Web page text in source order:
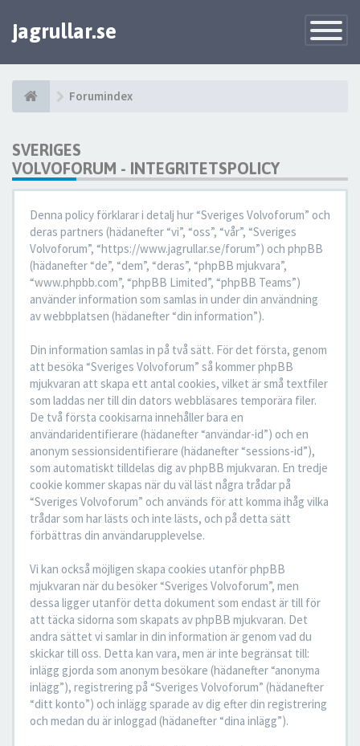
Toggle
jagrullar.se
Forumindex
SVERIGES
VOLVOFORUM - INTEGRITETSPOLICY
Denna policy förklarar i detalj hur “Sveriges Volvoforum” och
deras partners (hädanefter “vi”, “oss”, “vår”, “Sveriges
Volvoforum”, “https://www.jagrullar.se/forum”) och phpBB
(hädanefter “de”, “dem”, “deras”, “phpBB mjukvara”,
“www.phpbb.com”, “phpBB Limited”, “phpBB Teams”)
använder information som samlas in under din användning
av webbplatsen (hädanefter “din information”).
Din information samlas in på två sätt. För det första, genom
att besöka “Sveriges Volvoforum” så kommer phpBB
mjukvaran att skapa ett antal cookies, vilket är små textfiler
som laddas ner till din dators webbläsares temporära filer.
De två första cookisarna innehåller bara en
användaridentifierare (hädanefter “användar-id”) och en
anonym sessionsidentifierare (hädanefter “sessions-id”),
som automatiskt tilldelas dig av phpBB mjukvaran. En tredje
cookie kommer skapas när du väl läst några trådar på
“Sveriges Volvoforum” och används för att komma ihåg vilka
trådar som har lästs och inte lästs, och på detta sätt
förbättras din användarupplevelse.
Vi kan också möjligen skapa cookies utanför phpBB
mjukvaran när du besöker “Sveriges Volvoforum”, men
dessa ligger utanför detta dokument som endast är till för
att täcka sidorna som skapats av phpBB mjukvaran. Det
andra sättet vi samlar in din information är genom vad du
skickar till oss. Detta kan vara, men är inte begränsat till:
inlägg gjorda som anonym besökare (hädanefter “anonyma
inlägg”), registrering på “Sveriges Volvoforum” (hädanefter
“ditt konto”) och inlägg sparade av dig efter din registrering
och medan du är inloggad (hädanefter “dina inlägg”).